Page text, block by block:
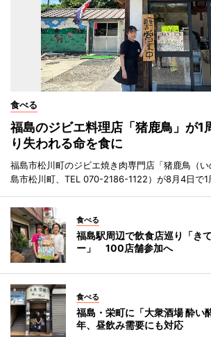
食べる
福島のジビエ料理店「猪鹿鳥」が
り失われる命を食に
福島市松川町のジビエ焼き肉専門店「猪鹿鳥（
島市松川町、TEL 070-2186-1122）が8月4日で1
食べる
福島駅周辺で飲食店巡り「き
ー」 100店舗参加へ
食べる
福島・栄町に「大衆酒場 酔
年、昼飲み需要にも対応